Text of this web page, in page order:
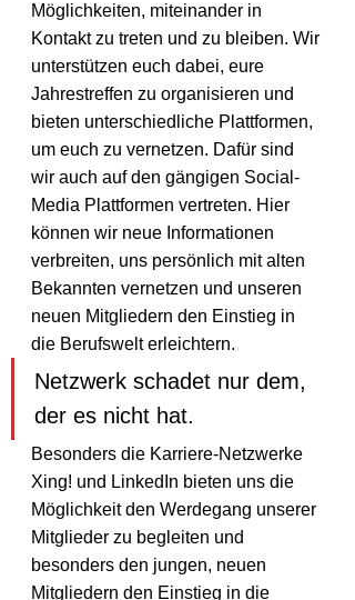
Möglichkeiten, miteinander in
Kontakt zu treten und zu bleiben. Wir
unterstützen euch dabei, eure
Jahrestreffen zu organisieren und
bieten unterschiedliche Plattformen,
um euch zu vernetzen. Dafür sind
wir auch auf den gängigen Social-
Media Plattformen vertreten. Hier
können wir neue Informationen
verbreiten, uns persönlich mit alten
Bekannten vernetzen und unseren
neuen Mitgliedern den Einstieg in
die Berufswelt erleichtern.
Netzwerk schadet nur dem,
der es nicht hat.
Besonders die Karriere-Netzwerke
Xing! und LinkedIn bieten uns die
Möglichkeit den Werdegang unserer
Mitglieder zu begleiten und
besonders den jungen, neuen
Mitgliedern den Einstieg in die